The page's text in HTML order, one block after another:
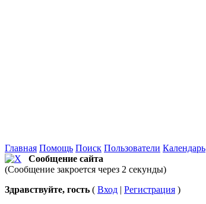
Главная Помощь Поиск Пользователи Календарь
Сообщение сайта
(Сообщение закроется через 2 секунды)
Здравствуйте, гость ( Вход | Регистрация )